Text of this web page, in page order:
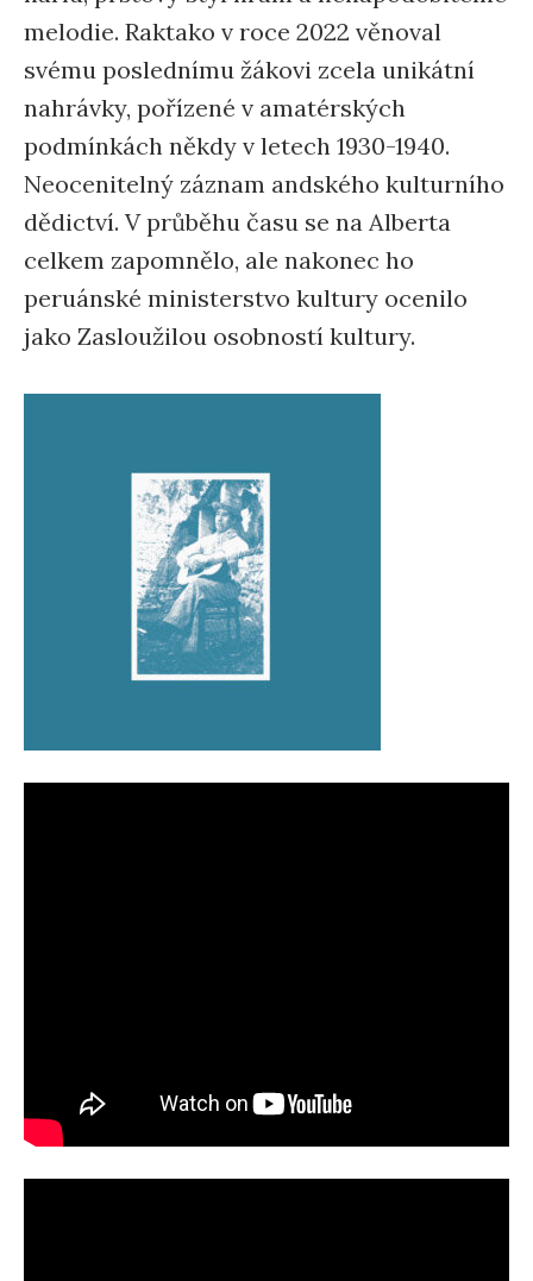
melodie. Raktako v roce 2022 věnoval
svému poslednímu žákovi zcela unikátní
nahrávky, pořízené v amatérských
podmínkách někdy v letech 1930-1940.
Neocenitelný záznam andského kulturního
dědictví. V průběhu času se na Alberta
celkem zapomnělo, ale nakonec ho
peruánské ministerstvo kultury ocenilo
jako Zasloužilou osobností kultury.